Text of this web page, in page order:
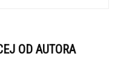
OD AUTORA